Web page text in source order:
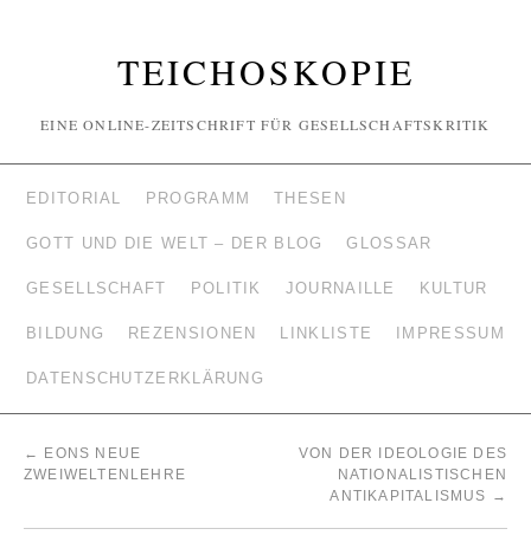
TEICHOSKOPIE
EINE ONLINE-ZEITSCHRIFT FÜR GESELLSCHAFTSKRITIK
EDITORIAL PROGRAMM THESEN
GOTT UND DIE WELT – DER BLOG GLOSSAR
GESELLSCHAFT POLITIK JOURNAILLE KULTUR
BILDUNG REZENSIONEN LINKLISTE IMPRESSUM
DATENSCHUTZERKLÄRUNG
←
EONS NEUE
ZWEIWELTENLEHRE
VON DER IDEOLOGIE DES
NATIONALISTISCHEN
ANTIKAPITALISMUS →